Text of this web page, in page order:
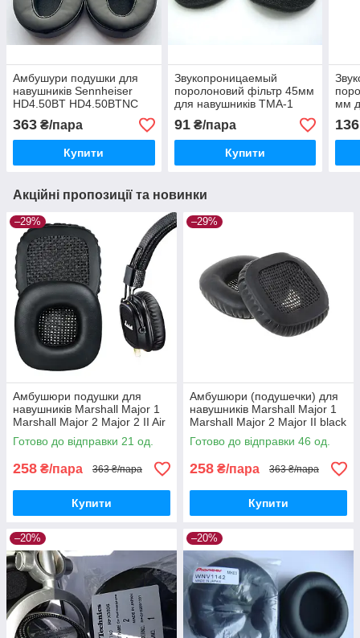
Амбушури подушки для
навушників Sennheiser
HD4.50BT HD4.50BTNC
HD4.40BT
363 ₴/пара
Купити
Звукопроницаемый
поролоновий фільтр 45мм
для навушників TMA-1
aiaiai
91₴/пара
Купити
мм
ін.
136
Акційні пропозиції та новинки
–29%
Амбушюри подушки для
навушників Marshall Major 1
Marshall Major 2 Major 2 II Air
Music Go Play Black
Готово до відправки 21 од.
258 ₴/пара 363 ₴/пара
Купити
–29%
Амбушюри (подушечки) для
навушників Marshall Major 1
Marshall Major 2 Major II black
Готово до відправки 46 од.
258 ₴/пара 363 ₴/пара
Купити
–20% –20%